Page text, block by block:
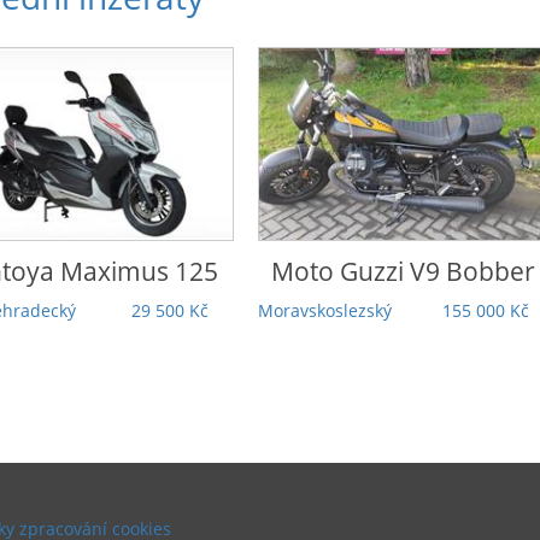
GuzziV9 Bobber
155 000 Kč
HondaRebel 1100 DCT
Touring | 5 000 km |
Záruka | TOP stav |
zpracování cookies